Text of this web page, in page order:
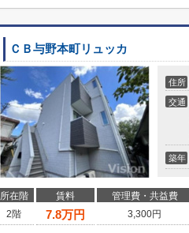
ＣＢ与野本町リュッカ
住所
交通
築年
所在階 賃料 管理費・共益費
2階
7.8万円 3,300円